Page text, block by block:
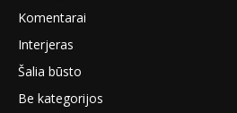
Komentarai
Interjeras
Šalia būsto
Be kategorijos